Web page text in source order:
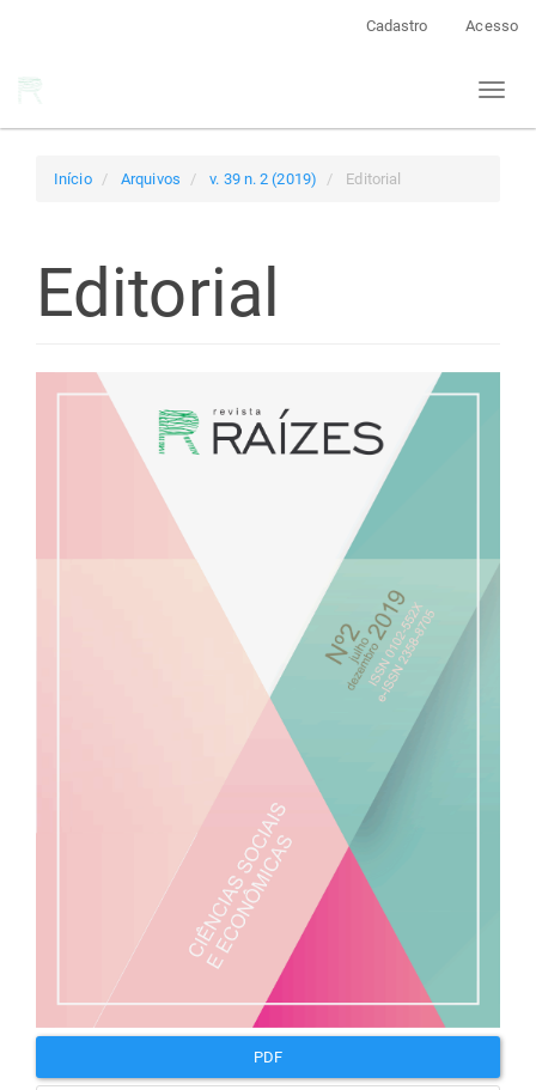
Cadastro Acesso
Toggle
Início Arquivos v. 39 n. 2 (2019) Editorial
Editorial
Barra
lateral
artigos
PDF